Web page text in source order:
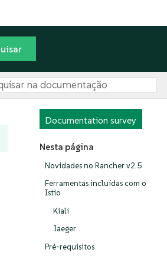
Documentation survey
Nesta página
Novidades no Rancher v2.5
Ferramentas incluídas com o
Istio
Kiali
Jaeger
Pré-requisitos